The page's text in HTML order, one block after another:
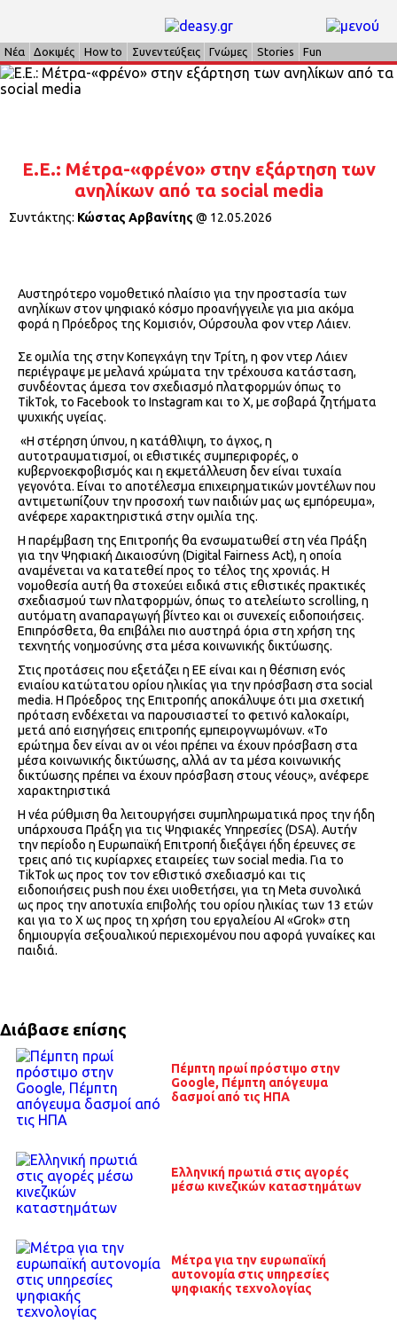
Νέα Δοκιμές How to Συνεντεύξεις Γνώμες Stories Fun
E.E.: Μέτρα-«φρένο» στην εξάρτηση των
ανηλίκων από τα social media
Συντάκτης: Κώστας Αρβανίτης @ 12.05.2026
Αυστηρότερο νομοθετικό πλαίσιο για την προστασία των
ανηλίκων στον ψηφιακό κόσμο προανήγγειλε για μια ακόμα
φορά η Πρόεδρος της Κομισιόν, Ούρσουλα φον ντερ Λάιεν.
Σε ομιλία της στην Κοπεγχάγη την Τρίτη, η φον ντερ Λάιεν
περιέγραψε με μελανά χρώματα την τρέχουσα κατάσταση,
συνδέοντας άμεσα τον σχεδιασμό πλατφορμών όπως το
TikTok, το Facebook το Instagram και το X, με σοβαρά ζητήματα
ψυχικής υγείας.
«Η στέρηση ύπνου, η κατάθλιψη, το άγχος, η
αυτοτραυματισμοί, οι εθιστικές συμπεριφορές, ο
κυβερνοεκφοβισμός και η εκμετάλλευση δεν είναι τυχαία
γεγονότα. Είναι το αποτέλεσμα επιχειρηματικών μοντέλων που
αντιμετωπίζουν την προσοχή των παιδιών μας ως εμπόρευμα»,
ανέφερε χαρακτηριστικά στην ομιλία της.
Η παρέμβαση της Επιτροπής θα ενσωματωθεί στη νέα Πράξη
για την Ψηφιακή Δικαιοσύνη (Digital Fairness Act), η οποία
αναμένεται να κατατεθεί προς το τέλος της χρονιάς. Η
νομοθεσία αυτή θα στοχεύει ειδικά στις εθιστικές πρακτικές
σχεδιασμού των πλατφορμών, όπως το ατελείωτο scrolling, η
αυτόματη αναπαραγωγή βίντεο και οι συνεχείς ειδοποιήσεις.
Επιπρόσθετα, θα επιβάλει πιο αυστηρά όρια στη χρήση της
τεχνητής νοημοσύνης στα μέσα κοινωνικής δικτύωσης.
Στις προτάσεις που εξετάζει η ΕΕ είναι και η θέσπιση ενός
ενιαίου κατώτατου ορίου ηλικίας για την πρόσβαση στα social
media. Η Πρόεδρος της Επιτροπής αποκάλυψε ότι μια σχετική
πρόταση ενδέχεται να παρουσιαστεί το φετινό καλοκαίρι,
μετά από εισηγήσεις επιτροπής εμπειρογνωμόνων. «Το
ερώτημα δεν είναι αν οι νέοι πρέπει να έχουν πρόσβαση στα
μέσα κοινωνικής δικτύωσης, αλλά αν τα μέσα κοινωνικής
δικτύωσης πρέπει να έχουν πρόσβαση στους νέους», ανέφερε
χαρακτηριστικά
Η νέα ρύθμιση θα λειτουργήσει συμπληρωματικά προς την ήδη
υπάρχουσα Πράξη για τις Ψηφιακές Υπηρεσίες (DSA). Αυτήν
την περίοδο η Ευρωπαϊκή Επιτροπή διεξάγει ήδη έρευνες σε
τρεις από τις κυρίαρχες εταιρείες των social media. Για το
TikTok ως προς τον τον εθιστικό σχεδιασμό και τις
ειδοποιήσεις push που έχει υιοθετήσει, για τη Meta συνολικά
ως προς την αποτυχία επιβολής του ορίου ηλικίας των 13 ετών
και για το Χ ως προς τη χρήση του εργαλείου AI «Grok» στη
δημιουργία σεξουαλικού περιεχομένου που αφορά γυναίκες και
παιδιά.
Διάβασε επίσης
Πέμπτη πρωί πρόστιμο στην
Google, Πέμπτη απόγευμα
δασμοί από τις ΗΠΑ
Ελληνική πρωτιά στις αγορές
μέσω κινεζικών καταστημάτων
Μέτρα για την ευρωπαϊκή
αυτονομία στις υπηρεσίες
ψηφιακής τεχνολογίας